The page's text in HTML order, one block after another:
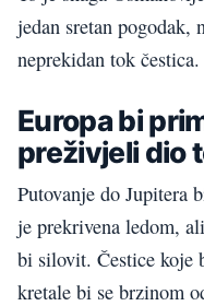
jedan sretan pogodak,
neprekidan tok čestica.
Europa bi
preživjeli dio
Putovanje do Jupitera
je prekrivena ledom,
bi silovit. Čestice koje
kretale bi se brzinom